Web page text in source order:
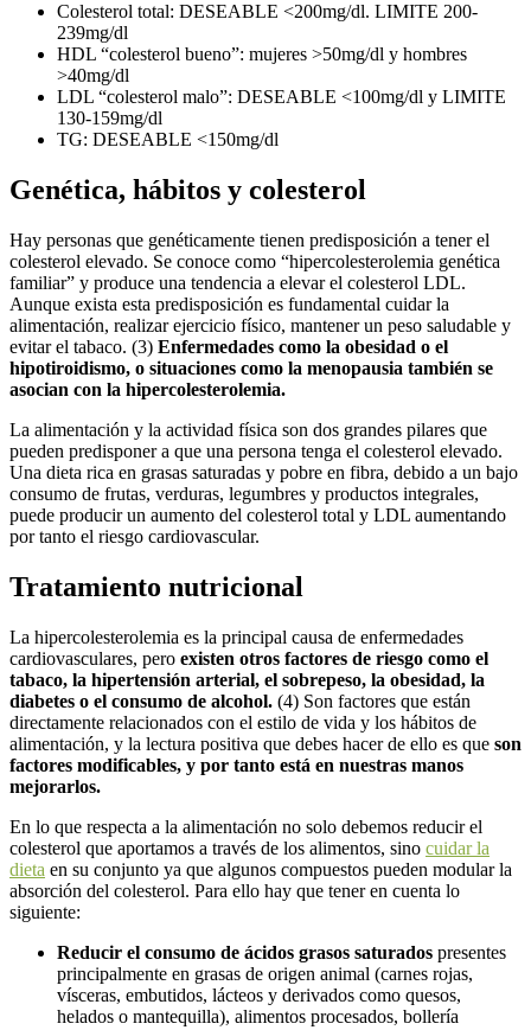
Colesterol total: DESEABLE <200mg/dl. LIMITE 200-
239mg/dl
HDL “colesterol bueno”: mujeres >50mg/dl y hombres
>40mg/dl
LDL “colesterol malo”: DESEABLE <100mg/dl y LIMITE
130-159mg/dl
TG: DESEABLE <150mg/dl
Genética, hábitos y colesterol
Hay personas que genéticamente tienen predisposición a tener el
colesterol elevado. Se conoce como “hipercolesterolemia genética
familiar” y produce una tendencia a elevar el colesterol LDL.
Aunque exista esta predisposición es fundamental cuidar la
alimentación, realizar ejercicio físico, mantener un peso saludable y
evitar el tabaco. (3) Enfermedades como la obesidad o el
hipotiroidismo, o situaciones como la menopausia también se
asocian con la hipercolesterolemia.
La alimentación y la actividad física son dos grandes pilares que
pueden predisponer a que una persona tenga el colesterol elevado.
Una dieta rica en grasas saturadas y pobre en fibra, debido a un bajo
consumo de frutas, verduras, legumbres y productos integrales,
puede producir un aumento del colesterol total y LDL aumentando
por tanto el riesgo cardiovascular.
Tratamiento nutricional
La hipercolesterolemia es la principal causa de enfermedades
cardiovasculares, pero existen otros factores de riesgo como el
tabaco, la hipertensión arterial, el sobrepeso, la obesidad, la
diabetes o el consumo de alcohol. (4) Son factores que están
directamente relacionados con el estilo de vida y los hábitos de
alimentación, y la lectura positiva que debes hacer de ello es que son
factores modificables, y por tanto está en nuestras manos
mejorarlos.
En lo que respecta a la alimentación no solo debemos reducir el
colesterol que aportamos a través de los alimentos, sino cuidar la
dieta en su conjunto ya que algunos compuestos pueden modular la
absorción del colesterol. Para ello hay que tener en cuenta lo
siguiente:
Reducir el consumo de ácidos grasos saturados presentes
principalmente en grasas de origen animal (carnes rojas,
vísceras, embutidos, lácteos y derivados como quesos,
helados o mantequilla), alimentos procesados, bollería